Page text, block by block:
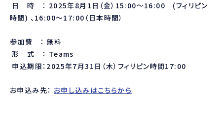
日 時 ： 2025年8月 1 日（金） 15:00～16:00 (フィリピン
時間) 、 16:00～17:00 （日本時間）
参加費 ： 無料
形 式 ： Teams
申込期限： 2025年7月31 日（木）フィリピン時間17:00
お申込み先： お申し込みはこちらから